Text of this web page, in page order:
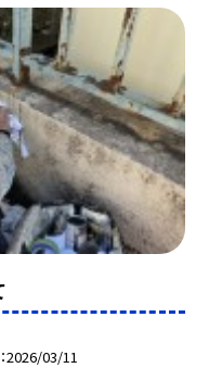
2026/03/11